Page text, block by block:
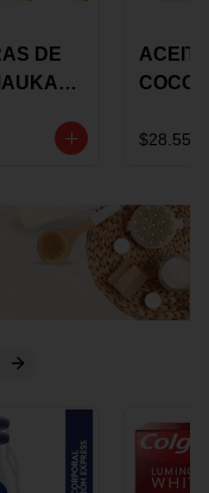
DE
COCO
150G
$28.550